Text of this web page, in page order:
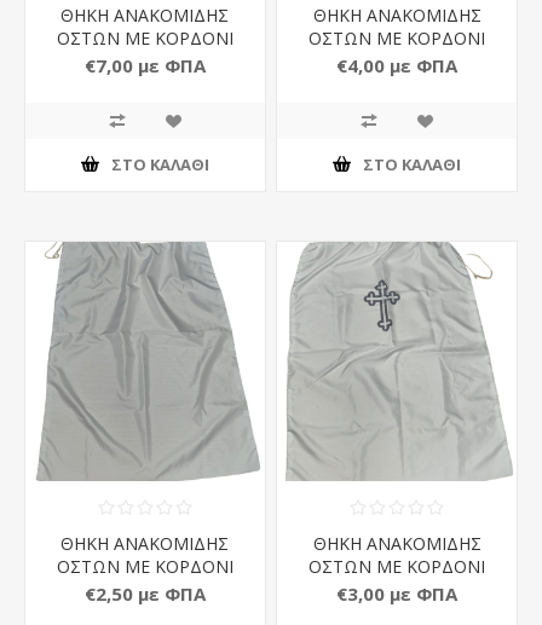
ΘΗΚΗ ΑΝΑΚΟΜΙΔΗΣ
ΟΣΤΩΝ ΜΕ ΚΟΡΔΟΝΙ
ΚΑΙ ΚΕΝΤΗΤΟ ΣΤΑΥΡΟ
€7,00 με ΦΠΑ
ΣΤΟ ΚΑΛΆΘΙ
ΘΗΚΗ ΑΝΑΚΟΜΙΔΗΣ
ΟΣΤΩΝ ΜΕ ΚΟΡΔΟΝΙ
ΚΑΙ ΣΧΕΔΙΟ ΠΑΡΑΣΤΑΣΗ
€4,00 με ΦΠΑ
ΣΤΟ ΚΑΛΆΘΙ
ΘΗΚΗ ΑΝΑΚΟΜΙΔΗΣ
ΟΣΤΩΝ ΜΕ ΚΟΡΔΟΝΙ
ΛΕΥΚΗ
€2,50 με ΦΠΑ
ΘΗΚΗ ΑΝΑΚΟΜΙΔΗΣ
ΟΣΤΩΝ ΜΕ ΚΟΡΔΟΝΙ
ΜΕ ΣΤΑΜΠΩΤΟ ΣΧΕΔΙΟ
ΣΤΑΥΡΟ
€3,00 με ΦΠΑ